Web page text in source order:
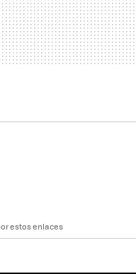
estos enlaces